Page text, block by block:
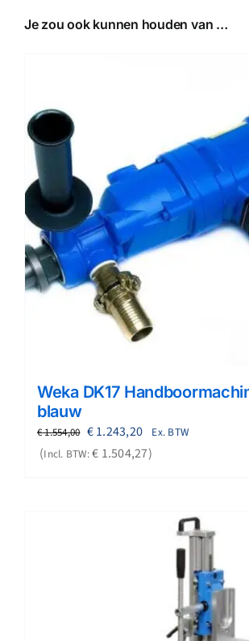
Je zou ook kunnen houden van …
Weka DK17
blauw
€1.554,00 Oorspronkelijke
prijs
€1.243,20Huidige
prijs
Ex. BTW
Incl. BTW:€ 1.504,27